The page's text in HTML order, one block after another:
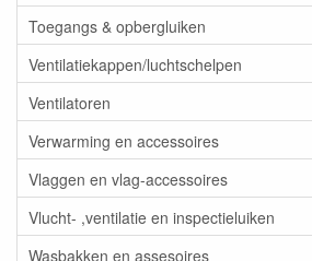
Toegangs & opbergluiken
Ventilatiekappen/luchtschelpen
Ventilatoren
Verwarming en accessoires
Vlaggen en vlag-accessoires
Vlucht- ,ventilatie en inspectieluiken
Wasbakken en assesoires